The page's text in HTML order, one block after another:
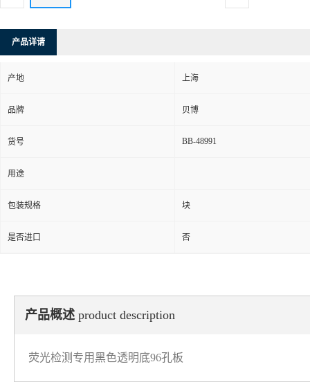
产品详请
产地 上海
品牌 贝博
货号 BB-48991
用途
包装规格 块
是否进口 否
产品概述 product description
荧光检测专用黑色透明底96孔板